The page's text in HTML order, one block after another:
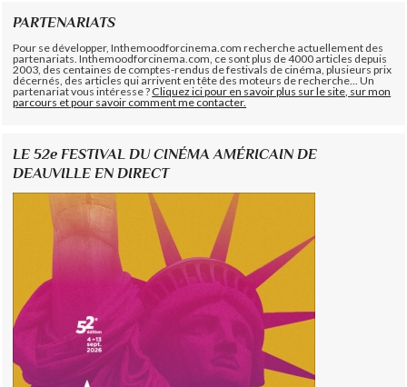
PARTENARIATS
Pour se développer, Inthemoodforcinema.com recherche actuellement des
partenariats. Inthemoodforcinema.com, ce sont plus de 4000 articles depuis
2003, des centaines de comptes-rendus de festivals de cinéma, plusieurs prix
décernés, des articles qui arrivent en tête des moteurs de recherche... Un
partenariat vous intéresse ?Cliquez ici pour en savoir plus sur le site, sur mon
parcours et pour savoir comment me contacter.
LE 52e FESTIVAL DU CINÉMA AMÉRICAIN DE
DEAUVILLE EN DIRECT